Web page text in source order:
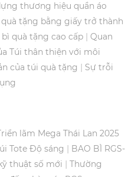
thương hiệu quần áo
tặng bằng giấy trở thành
quà tặng cao cấp | Quan
Túi thân thiện với môi
của túi quà tặng | Sự trỗi
lãm Mega Thái Lan 2025
Tote Độ sáng | BAO BÌ RGS-
thuật số mới | Thường